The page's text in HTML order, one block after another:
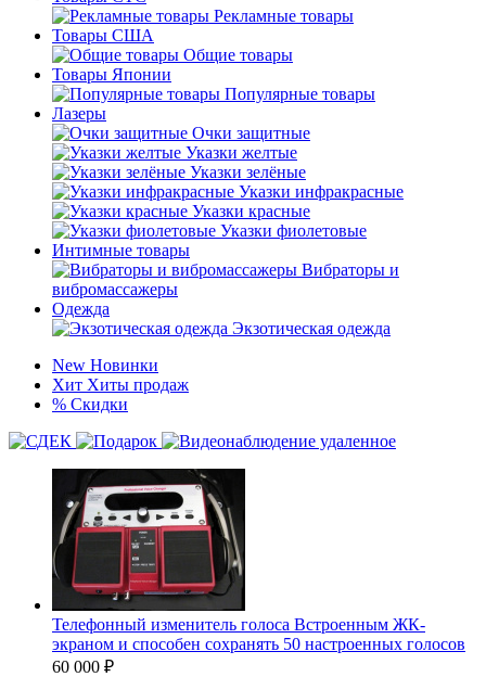
Рекламные товары
Товары США
Общие товары
Товары Японии
Популярные товары
Лазеры
Очки защитные
Указки желтые
Указки зелёные
Указки инфракрасные
Указки красные
Указки фиолетовые
Интимные товары
Вибраторы и
вибромассажеры
Одежда
Экзотическая одежда
New Новинки
Хит Хиты продаж
% Скидки
Телефонный изменитель голоса Встроенным ЖК-
экраном и способен сохранять 50 настроенных голосов
60 000 ₽